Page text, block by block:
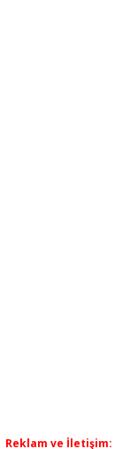
Reklam ve İletişim: